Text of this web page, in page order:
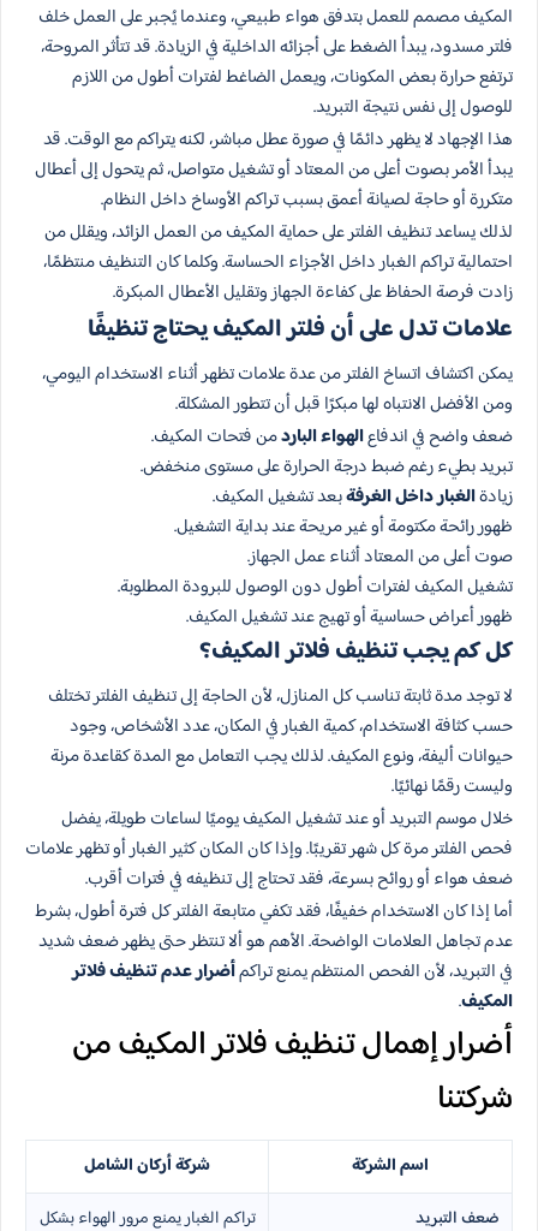
المكيف مصمم للعمل بتدفق هواء طبيعي، وعندما يُجبر على العمل خلف
فلتر مسدود، يبدأ الضغط على أجزائه الداخلية في الزيادة. قد تتأثر المروحة،
ترتفع حرارة بعض المكونات، ويعمل الضاغط لفترات أطول من اللازم
للوصول إلى نفس نتيجة التبريد.
هذا الإجهاد لا يظهر دائمًا في صورة عطل مباشر، لكنه يتراكم مع الوقت. قد
يبدأ الأمر بصوت أعلى من المعتاد أو تشغيل متواصل، ثم يتحول إلى أعطال
متكررة أو حاجة لصيانة أعمق بسبب تراكم الأوساخ داخل النظام.
لذلك يساعد تنظيف الفلتر على حماية المكيف من العمل الزائد، ويقلل من
احتمالية تراكم الغبار داخل الأجزاء الحساسة. وكلما كان التنظيف منتظمًا،
زادت فرصة الحفاظ على كفاءة الجهاز وتقليل الأعطال المبكرة.
علامات تدل على أن فلتر المكيف يحتاج تنظيفًا
يمكن اكتشاف اتساخ الفلتر من عدة علامات تظهر أثناء الاستخدام اليومي،
ومن الأفضل الانتباه لها مبكرًا قبل أن تتطور المشكلة.
ضعف واضح في اندفاعالهواء الباردمن فتحات المكيف.
تبريد بطيء رغم ضبط درجة الحرارة على مستوى منخفض.
زيادةالغبار داخل الغرفةبعد تشغيل المكيف.
ظهور رائحة مكتومة أو غير مريحة عند بداية التشغيل.
صوت أعلى من المعتاد أثناء عمل الجهاز.
تشغيل المكيف لفترات أطول دون الوصول للبرودة المطلوبة.
ظهور أعراض حساسية أو تهيج عند تشغيل المكيف.
كل كم يجب تنظيف فلاتر المكيف؟
لا توجد مدة ثابتة تناسب كل المنازل، لأن الحاجة إلى تنظيف الفلتر تختلف
حسب كثافة الاستخدام، كمية الغبار في المكان، عدد الأشخاص، وجود
حيوانات أليفة، ونوع المكيف. لذلك يجب التعامل مع المدة كقاعدة مرنة
وليست رقمًا نهائيًا.
خلال موسم التبريد أو عند تشغيل المكيف يوميًا لساعات طويلة، يفضل
فحص الفلتر مرة كل شهر تقريبًا. وإذا كان المكان كثير الغبار أو تظهر علامات
ضعف هواء أو روائح بسرعة، فقد تحتاج إلى تنظيفه في فترات أقرب.
أما إذا كان الاستخدام خفيفًا، فقد تكفي متابعة الفلتر كل فترة أطول، بشرط
عدم تجاهل العلامات الواضحة. الأهم هو ألا تنتظر حتى يظهر ضعف شديد
في التبريد، لأن الفحص المنتظم يمنع تراكمأضرار عدم تنظيف فلاتر
المكيف.
أضرار إهمال تنظيف فلاتر المكيف من
شركتنا
اسم الشركة
شركة أركان الشامل
ضعف التبريد
تراكم الغبار يمنع مرور الهواء بشكل